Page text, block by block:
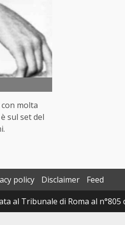
molta
sul set del
policy Disclaimer
Feed
al Tribunale di Roma al n°805